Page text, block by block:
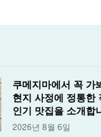
쿠메지마에서 꼭 가
현지 사정에 정통한
인기 맛집을 소개합
2026년 8월 6일